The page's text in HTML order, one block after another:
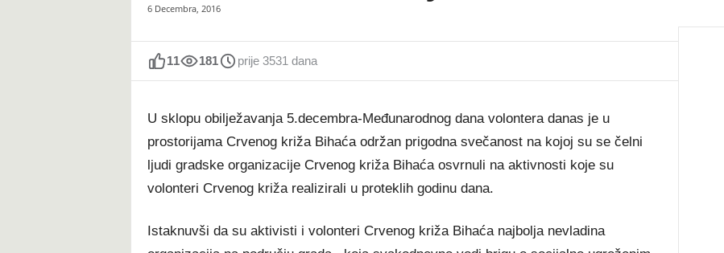
n
i
n
6 Decembra, 2016
11 181 prije 3531 dana
U sklopu obilježavanja 5.decembra-Međunarodnog dana volontera danas je u
prostorijama Crvenog križa Bihaća održan prigodna svečanost na kojoj su se čelni
ljudi gradske organizacije Crvenog križa Bihaća osvrnuli na aktivnosti koje su
volonteri Crvenog križa realizirali u proteklih godinu dana.
Istaknuvši da su aktivisti i volonteri Crvenog križa Bihaća najbolja nevladina